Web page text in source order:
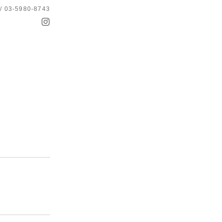
03-5980-8743